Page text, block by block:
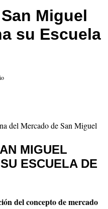
Miguel
su Escuela
del Mercado de San Miguel
MIGUEL
ESCUELA DE
del concepto de mercado